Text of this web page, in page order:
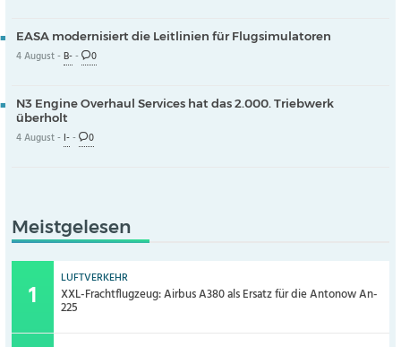
EASA modernisiert die Leitlinien für Flugsimulatoren
4 August -B-- 0
N3 Engine Overhaul Services hat das 2.000. Triebwerk
überholt
4 August - I-- 0
Meistgelesen
LUFTVERKEHR
XXL-Frachtflugzeug: Airbus A380 als Ersatz für die Antonow An-
225